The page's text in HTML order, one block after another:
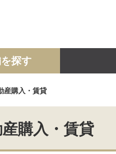
土地
探す
産購入・賃貸
購入・賃貸